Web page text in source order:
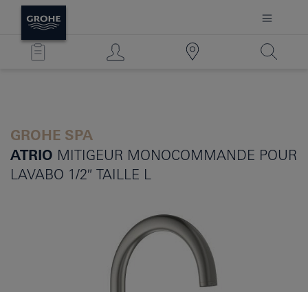
GROHE SPA
ATRIO MITIGEUR MONOCOMMANDE POUR
LAVABO 1/2″ TAILLE L